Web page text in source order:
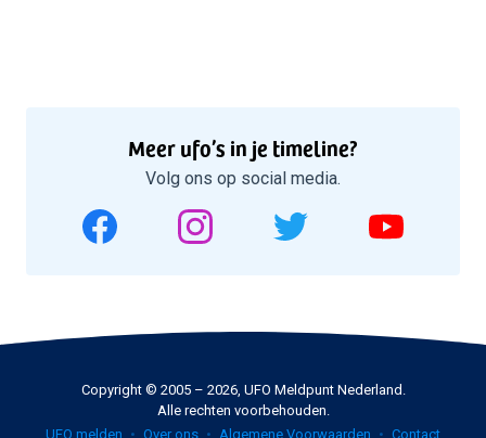
Meer ufo’s in je timeline?
Volg ons op social media.
Copyright © 2005 – 2026, UFO Meldpunt Nederland.
Alle rechten voorbehouden.
UFO melden
Over ons Algemene Voorwaarden Contact